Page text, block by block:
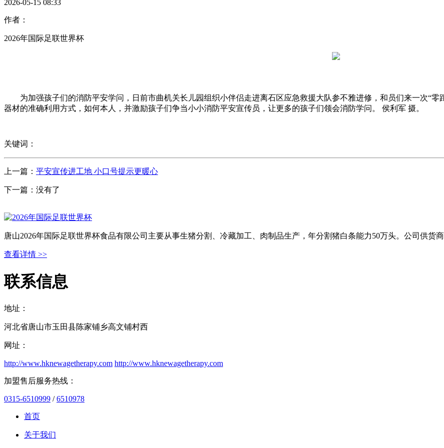
2026-05-15 08:33
作者：
2026年国际足联世界杯
为加强孩子们的消防平安学问，日前市曲机关长儿园组织小伴侣走进离石区应急救援大队参不雅进修，和员们来一次“零
器材的准确利用方式，如何本人，并激励孩子们争当小小消防平安宣传员，让更多的孩子们领会消防学问。 侯利军 摄。
关键词：
上一篇： 平安宣传进工地 小口号提示更暖心
下一篇：没有了
唐山2026年国际足联世界杯食品有限公司主要从事生猪分割、冷藏加工、肉制品生产，年分割猪白条能力50万头。公司供货
查看详情 >>
联系信息
地址：
河北省唐山市玉田县陈家铺乡高文铺村西
网址：
http://www.hknewagetherapy.com http://www.hknewagetherapy.com
加盟售后服务热线：
0315-6510999 /6510978
首页
关于我们